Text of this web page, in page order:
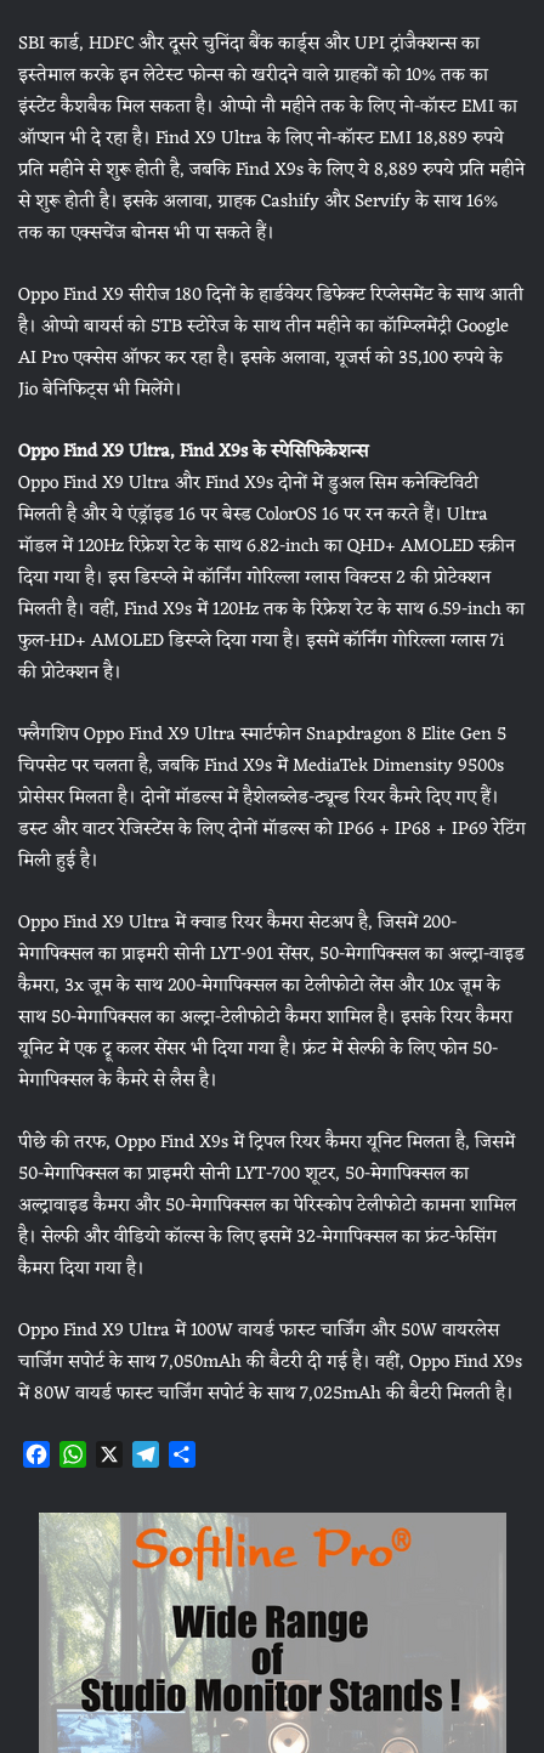
SBI कार्ड, HDFC और दूसरे चुनिंदा बैंक कार्ड्स और UPI ट्रांजैक्शन्स का
इस्तेमाल करके इन लेटेस्ट फोन्स को खरीदने वाले ग्राहकों को 10% तक का
इंस्टेंट कैशबैक मिल सकता है। ओप्पो नौ महीने तक के लिए नो-कॉस्ट EMI का
ऑप्शन भी दे रहा है। Find X9 Ultra के लिए नो-कॉस्ट EMI 18,889 रुपये
प्रति महीने से शुरू होती है, जबकि Find X9s के लिए ये 8,889 रुपये प्रति महीने
से शुरू होती है। इसके अलावा, ग्राहक Cashify और Servify के साथ 16%
तक का एक्सचेंज बोनस भी पा सकते हैं।
Oppo Find X9 सीरीज 180 दिनों के हार्डवेयर डिफेक्ट रिप्लेसमेंट के साथ आती
है। ओप्पो बायर्स को 5TB स्टोरेज के साथ तीन महीने का कॉम्प्लिमेंट्री Google
AI Pro एक्सेस ऑफर कर रहा है। इसके अलावा, यूजर्स को 35,100 रुपये के
Jio बेनिफिट्स भी मिलेंगे।
Oppo Find X9 Ultra, Find X9s के स्पेसिफिकेशन्स
Oppo Find X9 Ultra और Find X9s दोनों में डुअल सिम कनेक्टिविटी
मिलती है और ये एंड्रॉइड 16 पर बेस्ड ColorOS 16 पर रन करते हैं। Ultra
मॉडल में 120Hz रिफ्रेश रेट के साथ 6.82-inch का QHD+ AMOLED स्क्रीन
दिया गया है। इस डिस्प्ले में कॉर्निंग गोरिल्ला ग्लास विक्टस 2 की प्रोटेक्शन
मिलती है। वहीं, Find X9s में 120Hz तक के रिफ्रेश रेट के साथ 6.59-inch का
फुल-HD+ AMOLED डिस्प्ले दिया गया है। इसमें कॉर्निंग गोरिल्ला ग्लास 7i
की प्रोटेक्शन है।
फ्लैगशिप Oppo Find X9 Ultra स्मार्टफोन Snapdragon 8 Elite Gen 5
चिपसेट पर चलता है, जबकि Find X9s में MediaTek Dimensity 9500s
प्रोसेसर मिलता है। दोनों मॉडल्स में हैशेलब्लेड-ट्यून्ड रियर कैमरे दिए गए हैं।
डस्ट और वाटर रेजिस्टेंस के लिए दोनों मॉडल्स को IP66 + IP68 + IP69 रेटिंग
मिली हुई है।
Oppo Find X9 Ultra में क्वाड रियर कैमरा सेटअप है, जिसमें 200-
मेगापिक्सल का प्राइमरी सोनी LYT-901 सेंसर, 50-मेगापिक्सल का अल्ट्रा-वाइड
कैमरा, 3x जूम के साथ 200-मेगापिक्सल का टेलीफोटो लेंस और 10x ज़ूम के
साथ 50-मेगापिक्सल का अल्ट्रा-टेलीफोटो कैमरा शामिल है। इसके रियर कैमरा
यूनिट में एक ट्रू कलर सेंसर भी दिया गया है। फ्रंट में सेल्फी के लिए फोन 50-
मेगापिक्सल के कैमरे से लैस है।
पीछे की तरफ, Oppo Find X9s में ट्रिपल रियर कैमरा यूनिट मिलता है, जिसमें
50-मेगापिक्सल का प्राइमरी सोनी LYT-700 शूटर, 50-मेगापिक्सल का
अल्ट्रावाइड कैमरा और 50-मेगापिक्सल का पेरिस्कोप टेलीफोटो कामना शामिल
है। सेल्फी और वीडियो कॉल्स के लिए इसमें 32-मेगापिक्सल का फ्रंट-फेसिंग
कैमरा दिया गया है।
Oppo Find X9 Ultra में 100W वायर्ड फास्ट चार्जिंग और 50W वायरलेस
चार्जिंग सपोर्ट के साथ 7,050mAh की बैटरी दी गई है। वहीं, Oppo Find X9s
में 80W वायर्ड फास्ट चार्जिंग सपोर्ट के साथ 7,025mAh की बैटरी मिलती है।
F
c
e
b
o
o
k
W
a
t
s
A
p
p
X T
l
e
g
r
a
m
a
r
e